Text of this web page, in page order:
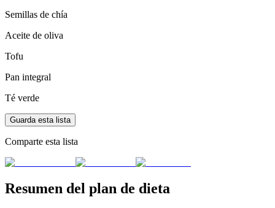
Semillas de chía
Aceite de oliva
Tofu
Pan integral
Té verde
Guarda esta lista
Comparte esta lista
Resumen del plan de dieta